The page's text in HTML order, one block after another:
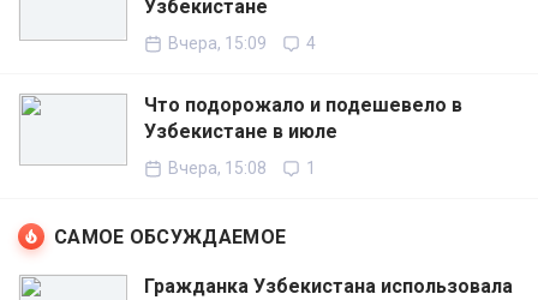
Узбекистане
Вчера, 15:09 4
Что подорожало и подешевело в
Узбекистане в июле
Вчера, 15:08 1
САМОЕ ОБСУЖДАЕМОЕ
Гражданка Узбекистана использовала